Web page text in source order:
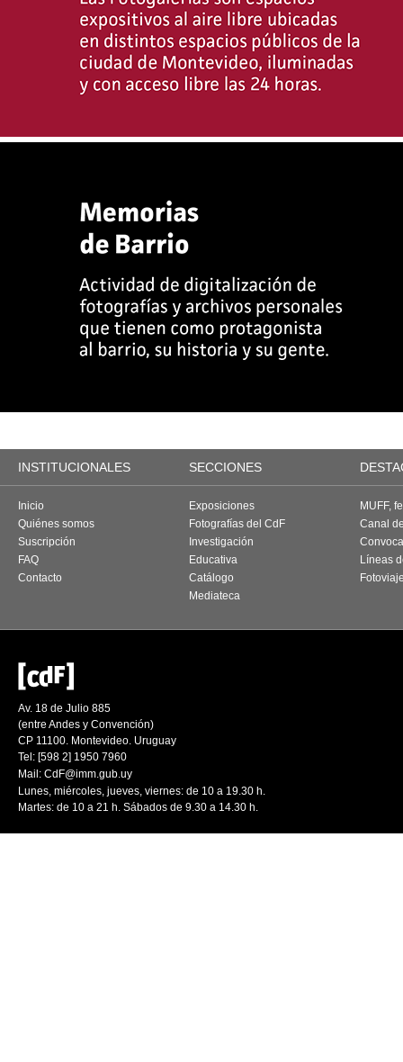
INSTITUCIONALES SECCIONES
Inicio
Quiénes somos
Suscripción
FAQ
Contacto
Exposiciones
Fotografías del CdF
Investigación
Educativa
Catálogo
Mediateca
MUFF,
Canal
Líneas
Av. 18 de Julio 885
(entre Andes y Convención)
CP 11100. Montevideo. Uruguay
Tel: [598 2] 1950 7960
Mail: CdF@imm.gub.uy
Lunes, miércoles, jueves, viernes: de 10 a 19.30 h.
Martes: de 10 a 21 h. Sábados de 9.30 a 14.30 h.